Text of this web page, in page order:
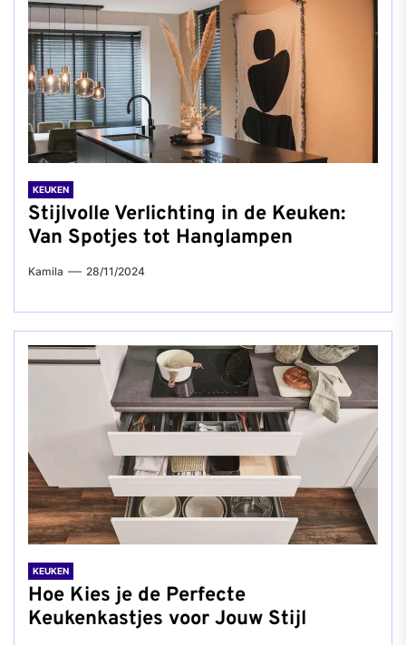
KEUKEN
Stijlvolle Verlichting in de Keuken:
Van Spotjes tot Hanglampen
Kamila 28/11/2024
KEUKEN
Hoe Kies je de Perfecte
Keukenkastjes voor Jouw Stijl